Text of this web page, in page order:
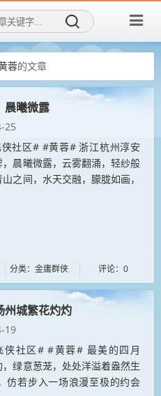
蓉的文章
晨曦微露
25
社区# #黄蓉# 浙江杭州淳安
晨曦微露，云雾翻涌，轻纱般
之间，水天交融，朦胧如画，
分类：金庸群侠 评论：0
州城繁花灼灼
19
社区# #黄蓉# 最美的四月
绿意葱茏，处处洋溢着盎然生
仿若步入一场浪漫至极的约会